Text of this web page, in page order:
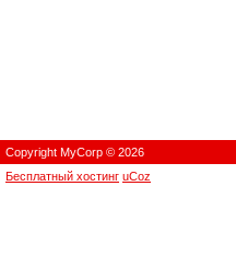
Copyright MyCorp © 2026
Бесплатный хостинг uCoz